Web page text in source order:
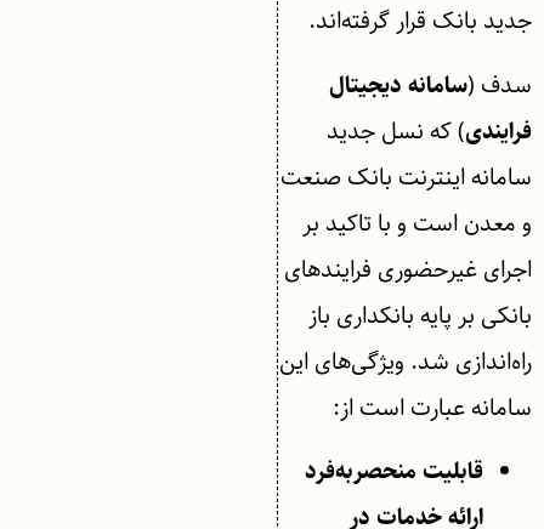
جدید بانک قرار گرفته‌اند.
سدف (سامانه دیجیتال
فرایندی) که نسل جدید
سامانه اینترنت بانک صنعت
و معدن است و با تاکید بر
اجرای غیرحضوری فرایندهای
بانکی بر پایه بانکداری باز
راه‌اندازی شد. ویژگی‌های این
سامانه عبارت‌ است از:
قابلیت منحصربه‌فرد
ارائه خدمات در